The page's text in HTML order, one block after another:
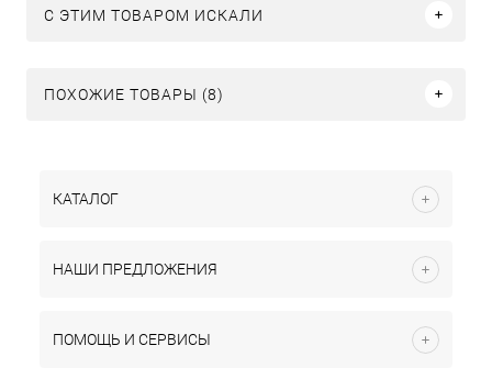
C ЭТИМ ТОВАРОМ ИСКАЛИ
ПОХОЖИЕ ТОВАРЫ (8)
КАТАЛОГ
НАШИ ПРЕДЛОЖЕНИЯ
ПОМОЩЬ И СЕРВИСЫ